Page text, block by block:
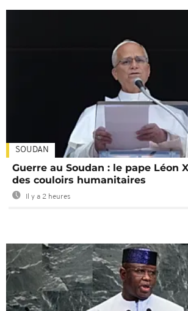
SOUDAN
Guerre au Soudan : le pape Léon
des couloirs humanitaires
Il y a 2 heures